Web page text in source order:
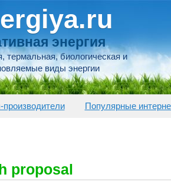
энергия
термальная, биологическая и
виды энергии
Популярные
proposal